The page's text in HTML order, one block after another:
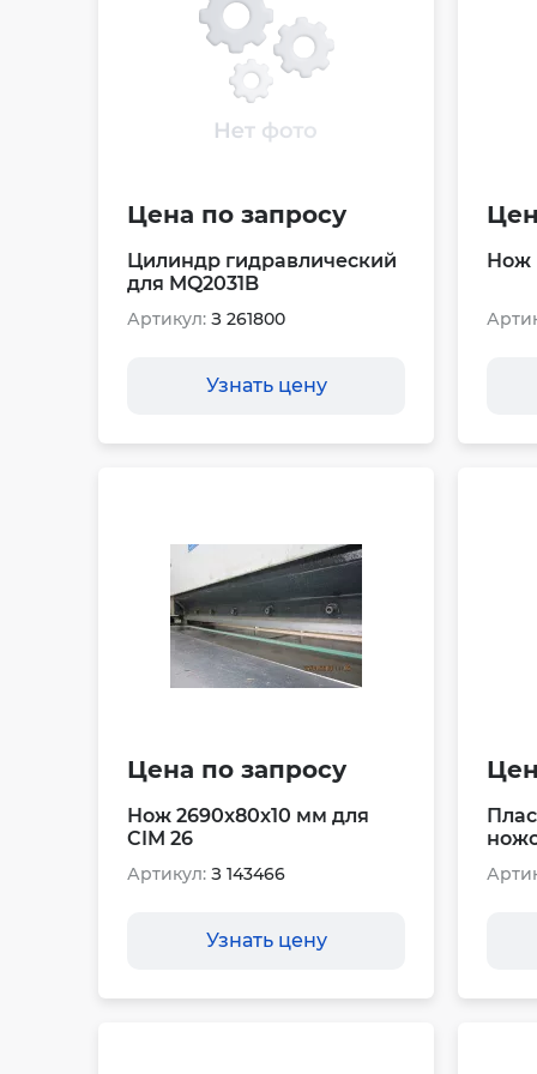
Цена по запросу
Цилиндр гидравлический
для MQ2031B
Артикул: З 261800
Узнать цену
Нож
Цена по запросу
Нож 2690x80x10 мм для
CIM 26
Артикул: З 143466
Узнать цену